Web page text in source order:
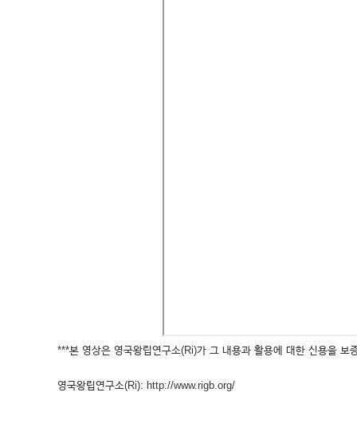
***본 영상은 영국왕립연구소(Ri)가 그 내용과 활용에 대한 신용을 보
영국왕립연구소(Ri): http://www.rigb.org/